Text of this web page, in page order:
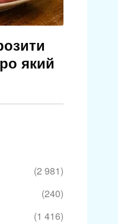
який
(2 981)
(240)
(1 416)